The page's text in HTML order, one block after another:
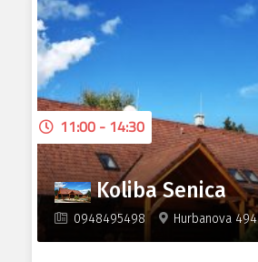
7.150/200g Hovädzí burger so
slaninkou, hranolky, 1,3,7
8.120/200 Vyprážaný syr
1,3,7
9. 400g Cezar šalát s kuracím
mäsom a parmazanom 3,7
Koliba Senica
0948495498 Hurbanova 494
11:00 - 14:30